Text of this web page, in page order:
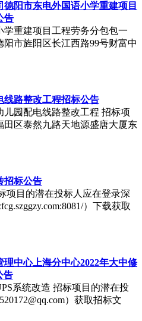
阳市东电外国语小学重建项目
告
重建项目工程劳务分包包一
市旌阳区长江西路99号财富中
线路整改工程招标公告
园配电线路整改工程 招标项
田区泰然九路天地源盛唐大厦东
招标公告
项目的潜在投标人应在登录深
）下载获取
中心上海分中心2022年大中修
告
系统改造 招标项目的潜在投
）获取招标文